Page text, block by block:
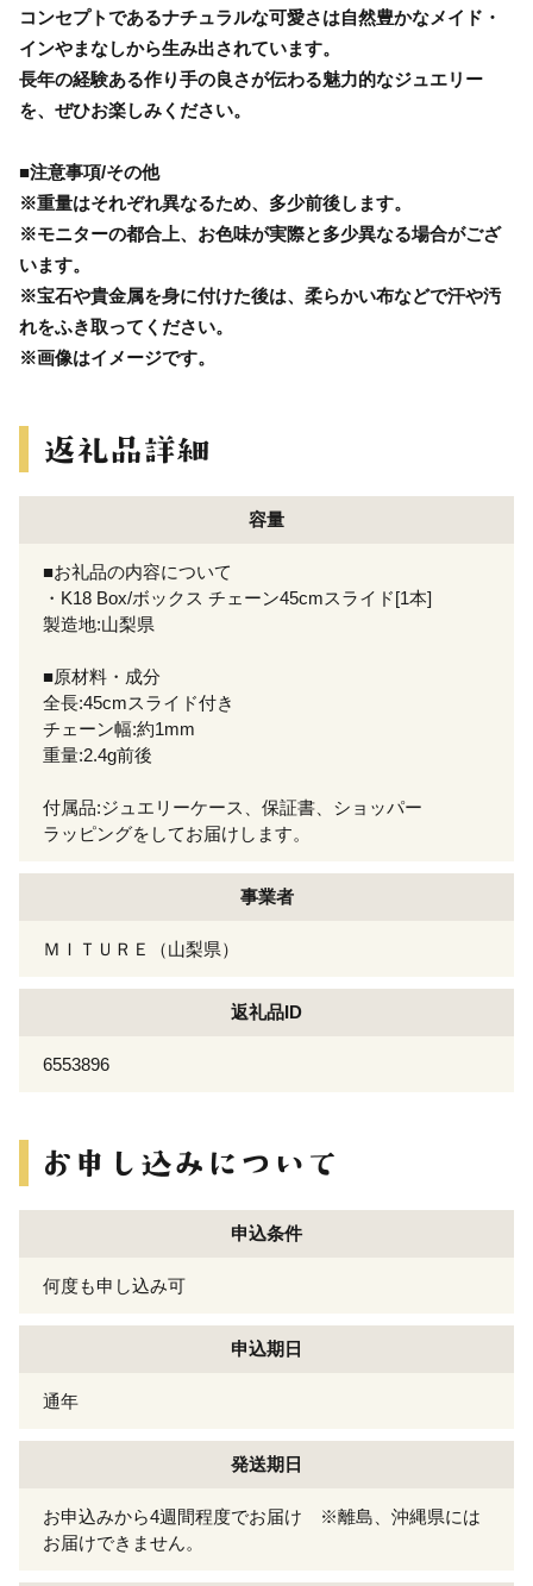
コンセプトであるナチュラルな可愛さは自然豊かなメイド・
インやまなしから生み出されています。
長年の経験ある作り手の良さが伝わる魅力的なジュエリー
を、ぜひお楽しみください。
■注意事項/その他
※重量はそれぞれ異なるため、多少前後します。
※モニターの都合上、お色味が実際と多少異なる場合がござ
います。
※宝石や貴金属を身に付けた後は、柔らかい布などで汗や汚
れをふき取ってください。
※画像はイメージです。
容量
■お礼品の内容について
・K18 Box/ボックス チェーン45cmスライド[1本]
製造地:山梨県
■原材料・成分
全長:45cmスライド付き
チェーン幅:約1mm
重量:2.4g前後
付属品:ジュエリーケース、保証書、ショッパー
ラッピングをしてお届けします。
事業者
ＭＩＴＵＲＥ（山梨県）
返礼品ID
6553896
申込条件
何度も申し込み可
申込期日
通年
発送期日
お申込みから4週間程度でお届け ※離島、沖縄県には
お届けできません。